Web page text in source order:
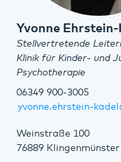
Yvonne Ehrstein-
Stellvertretende
Klinik für Kinder- und
Psychotherapie
06349 900-3005
yvonne.ehrstein-
Weinstraße 100
76889 Klingenmünster